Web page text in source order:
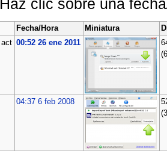
Haz clic sobre una
Fecha/Hora Miniatura
act 00:52 26 ene 2011
04:37 6 feb 2008